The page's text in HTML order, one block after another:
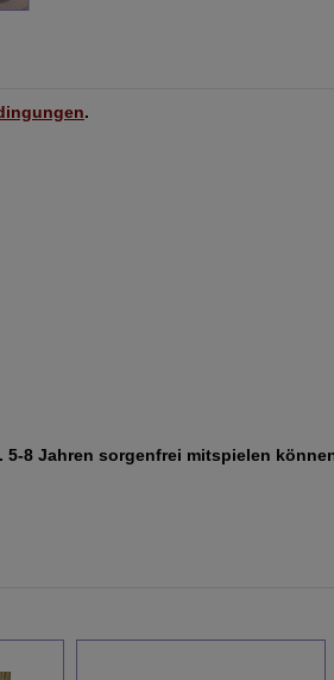
.
8 Jahren sorgenfrei mitspielen